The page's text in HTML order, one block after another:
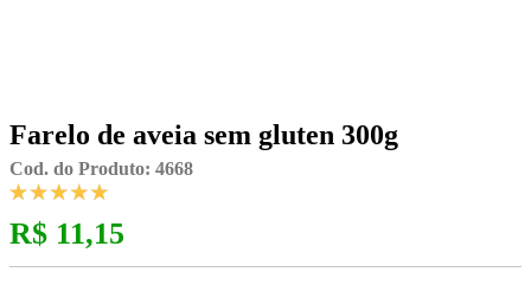
Farelo de aveia sem gluten 300g
Cod. do Produto: 4668
R$ 11,15